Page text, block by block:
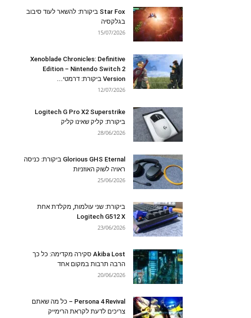
Star Fox ביקורת: להשאר לעוד סיבוב
בגלקסיה
15/07/2026
Xenoblade Chronicles: Definitive
Edition – Nintendo Switch 2
Version ביקורת: דרמטי...
12/07/2026
Logitech G Pro X2 Superstrike
ביקורת: קליק שאינו קליק
28/06/2026
Glorious GHS Eternal ביקורת: כניסה
ראויה לשוק האוזניות
25/06/2026
ביקורת: שני עולמות, מקלדת אחת
Logitech G512 X
23/06/2026
Akiba Lost סקירה מקדימה: כל כך
הרבה תרבות במקום אחד
20/06/2026
Persona 4 Revival – כל מה שאתם
צריכים לדעת לקראת הרימייק